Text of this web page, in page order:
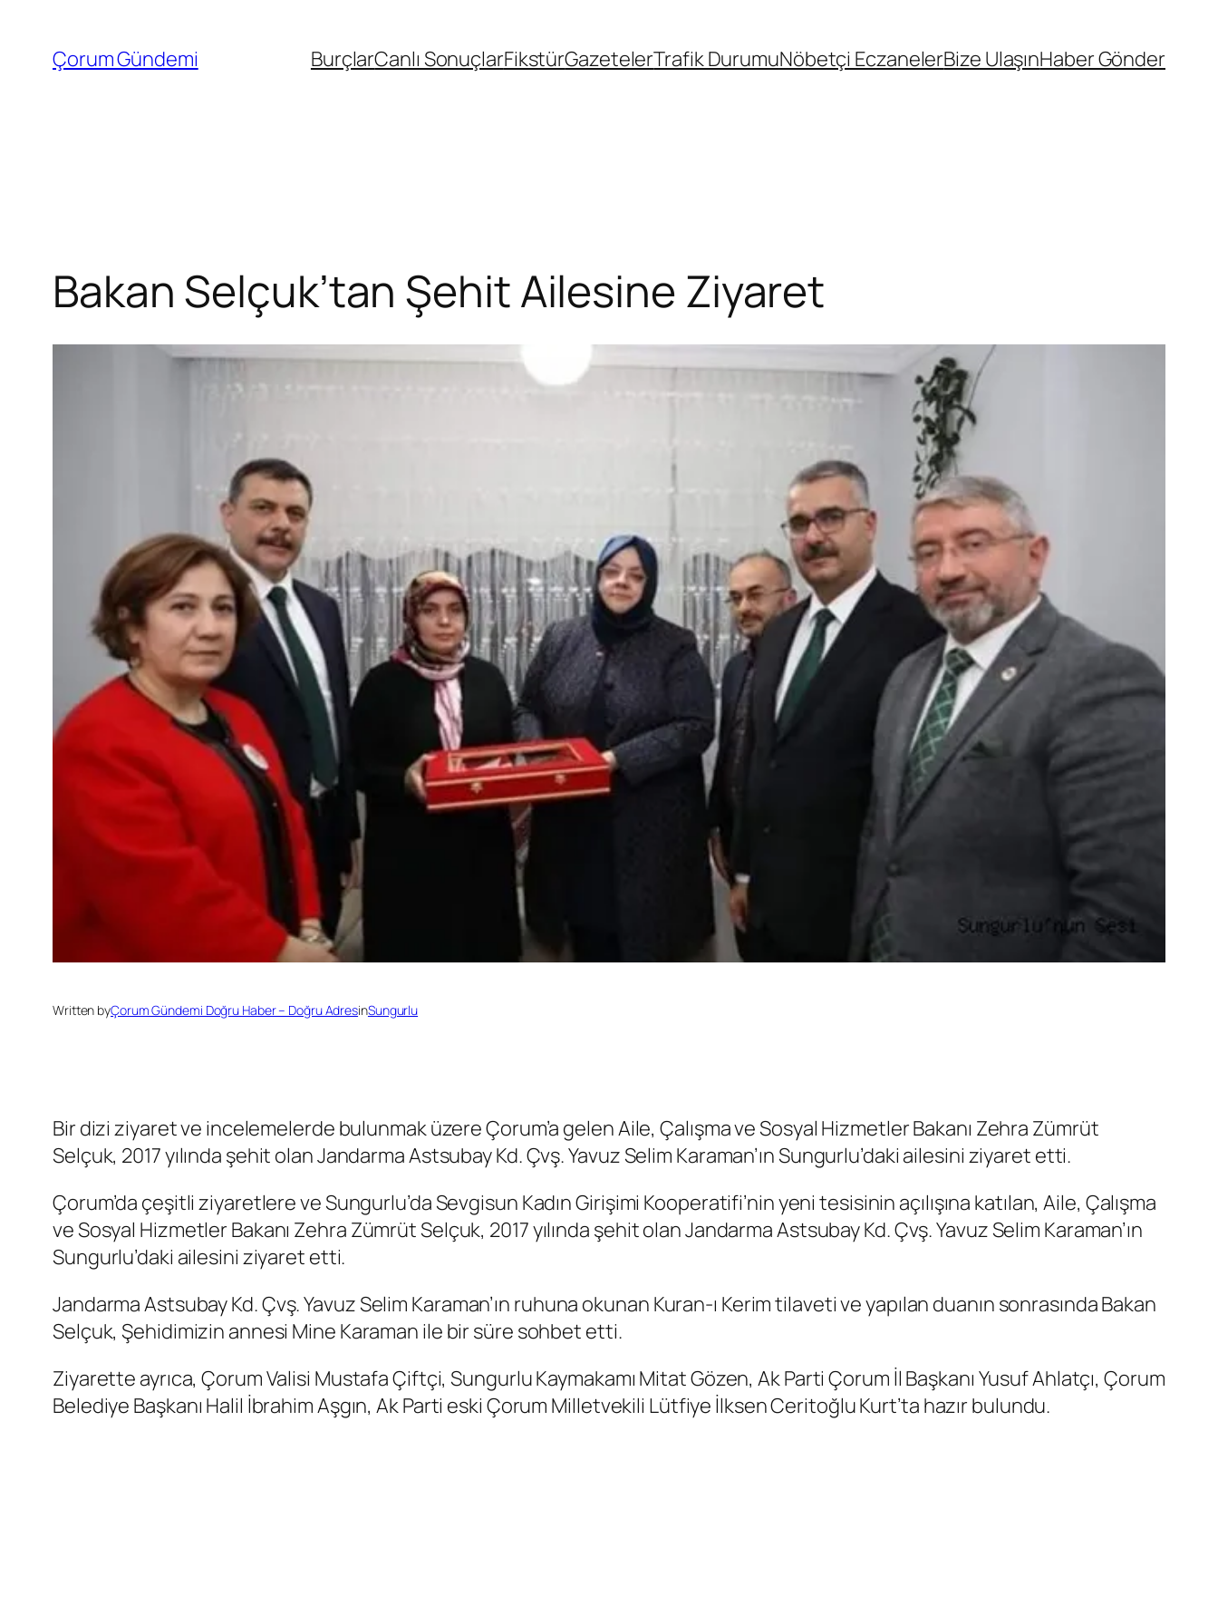
Çorum Gündemi BurçlarCanlı SonuçlarFikstürGazetelerTrafik DurumuNöbetçi EczanelerBize UlaşınHaber Gönder
Bakan Selçuk’tan Şehit Ailesine Ziyaret
Written byÇorum Gündemi Doğru Haber – Doğru AdresinSungurlu
Bir dizi ziyaret ve incelemelerde bulunmak üzere Çorum’a gelen Aile, Çalışma ve Sosyal Hizmetler Bakanı Zehra Zümrüt
Selçuk, 2017 yılında şehit olan Jandarma Astsubay Kd. Çvş. Yavuz Selim Karaman’ın Sungurlu’daki ailesini ziyaret etti.
Çorum’da çeşitli ziyaretlere ve Sungurlu’da Sevgisun Kadın Girişimi Kooperatifi’nin yeni tesisinin açılışına katılan, Aile, Çalışma
ve Sosyal Hizmetler Bakanı Zehra Zümrüt Selçuk, 2017 yılında şehit olan Jandarma Astsubay Kd. Çvş. Yavuz Selim Karaman’ın
Sungurlu’daki ailesini ziyaret etti.
Jandarma Astsubay Kd. Çvş. Yavuz Selim Karaman’ın ruhuna okunan Kuran-ı Kerim tilaveti ve yapılan duanın sonrasında Bakan
Selçuk, Şehidimizin annesi Mine Karaman ile bir süre sohbet etti.
Ziyarette ayrıca, Çorum Valisi Mustafa Çiftçi, Sungurlu Kaymakamı Mitat Gözen, Ak Parti Çorum İl Başkanı Yusuf Ahlatçı, Çorum
Belediye Başkanı Halil İbrahim Aşgın, Ak Parti eski Çorum Milletvekili Lütfiye İlksen Ceritoğlu Kurt’ta hazır bulundu.